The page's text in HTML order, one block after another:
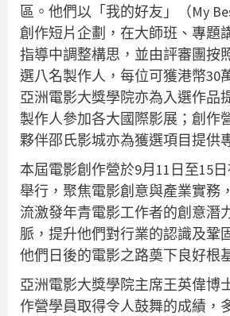
區。他們以「我的好友」（My
創作短片企劃，在大師班、專題
指導中調整構思，並由評審團按
選八名製作人，每位可獲港幣30
亞洲電影大獎學院亦為入選作品
製作人參加各大國際影展；創作
夥伴邵氏影城亦為獲選項目提供
本屆電影創作營於9月11日至15
舉行，聚焦電影創意與產業實務
流激發年青電影工作者的創意潛
脈，提升他們對行業的認識及鞏
他們日後的電影之路奠下良好根
亞洲電影大獎學院主席王英偉博
作營學員取得令人鼓舞的成績，